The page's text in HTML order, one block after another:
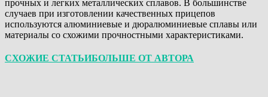
прочных и легких металлических сплавов. В большинстве
случаев при изготовлении качественных прицепов
используются алюминиевые и дюралюминиевые сплавы или
материалы со схожими прочностными характеристиками.
СХОЖИЕ СТАТЬИБОЛЬШЕ ОТ АВТОРА